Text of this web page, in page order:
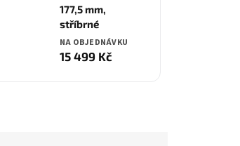
177,5 mm,
stříbrné
NA OBJEDNÁVKU
15 499 Kč